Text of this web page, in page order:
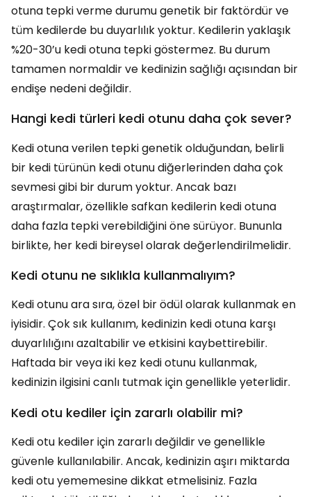
otuna tepki verme durumu genetik bir faktördür ve
tüm kedilerde bu duyarlılık yoktur. Kedilerin yaklaşık
%20-30’u kedi otuna tepki göstermez. Bu durum
tamamen normaldir ve kedinizin sağlığı açısından bir
endişe nedeni değildir.
Hangi kedi türleri kedi otunu daha çok sever?
Kedi otuna verilen tepki genetik olduğundan, belirli
bir kedi türünün kedi otunu diğerlerinden daha çok
sevmesi gibi bir durum yoktur. Ancak bazı
araştırmalar, özellikle safkan kedilerin kedi otuna
daha fazla tepki verebildiğini öne sürüyor. Bununla
birlikte, her kedi bireysel olarak değerlendirilmelidir.
Kedi otunu ne sıklıkla kullanmalıyım?
Kedi otunu ara sıra, özel bir ödül olarak kullanmak en
iyisidir. Çok sık kullanım, kedinizin kedi otuna karşı
duyarlılığını azaltabilir ve etkisini kaybettirebilir.
Haftada bir veya iki kez kedi otunu kullanmak,
kedinizin ilgisini canlı tutmak için genellikle yeterlidir.
Kedi otu kediler için zararlı olabilir mi?
Kedi otu kediler için zararlı değildir ve genellikle
güvenle kullanılabilir. Ancak, kedinizin aşırı miktarda
kedi otu yememesine dikkat etmelisiniz. Fazla